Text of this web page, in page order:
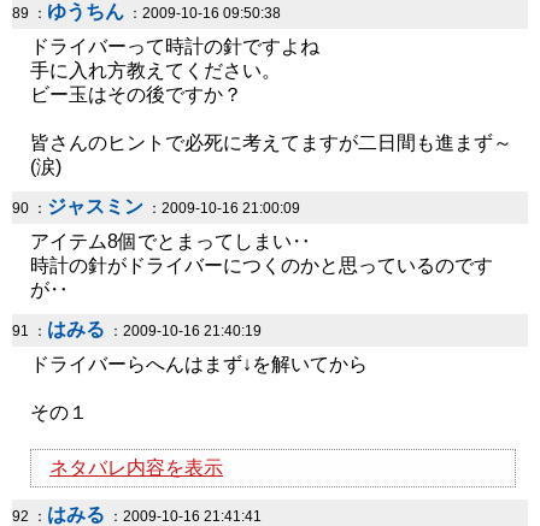
89 ： ゆうちん ：2009-10-16 09:50:38
ドライバーって時計の針ですよね
手に入れ方教えてください。
ビー玉はその後ですか？
皆さんのヒントで必死に考えてますが二日間も進まず～
(涙)
90 ： ジャスミン ：2009-10-16 21:00:09
アイテム8個でとまってしまい‥
時計の針がドライバーにつくのかと思っているのです
が‥
91 ： はみる ：2009-10-16 21:40:19
ドライバーらへんはまず↓を解いてから
その１
ネタバレ内容を表示
92 ： はみる ：2009-10-16 21:41:41